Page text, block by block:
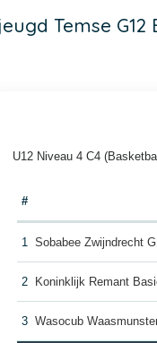
Temse G12
U12 Niveau 4 C4
#
1 Sobabee Zwijndrecht
2 Koninklijk Remant
3 Wasocub